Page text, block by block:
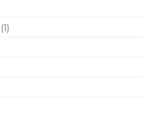
(1)